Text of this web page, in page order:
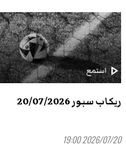
play_arrowاستمع
ريكاب سبور 20/07/2026
2026/07/20 19:00